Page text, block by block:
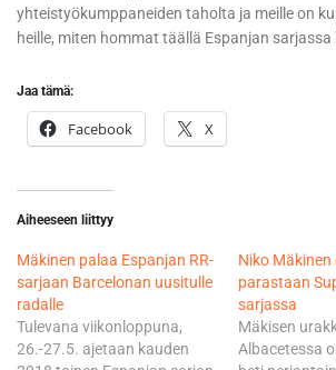
yhteistyökumppaneiden taholta ja meille on
heille, miten hommat täällä Espanjan
Jaa tämä:
Facebook X
Aiheeseen liittyy
Mäkinen palaa Espanjan RR-
sarjaan Barcelonan uusitulle
radalle
Tulevana viikonloppuna,
26.-27.5. ajetaan kauden
Niko
parastaan
sarjassa
Mäkisen
Albacetessa